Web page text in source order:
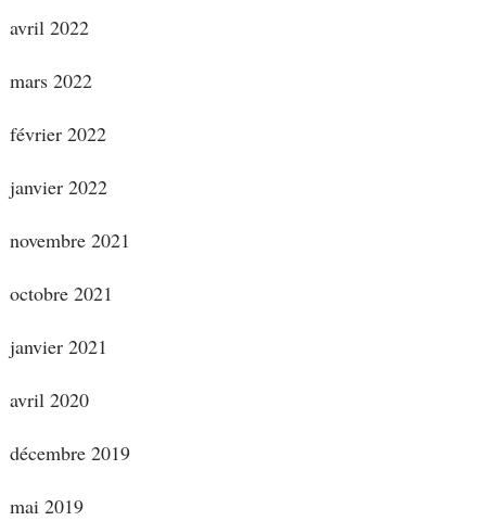
avril 2022
mars 2022
février 2022
janvier 2022
novembre 2021
octobre 2021
janvier 2021
avril 2020
décembre 2019
mai 2019